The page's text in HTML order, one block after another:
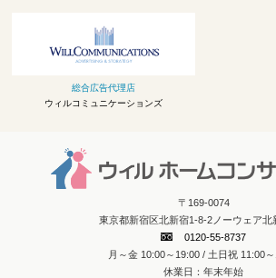
総合広告代理店
ウィルコミュニケーションズ
〒169-0074
東京都新宿区北新宿1-8-2ノーウェア北
0120-55-8737
月～金 10:00～19:00 / 土日祝 11:00
休業日：年末年始